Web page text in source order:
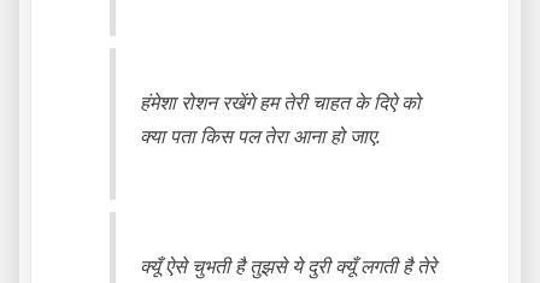
हंमेशा रोशन रखेंगे हम तेरी चाहत के दिऐ को
क्या पता किस पल तेरा आना हो जाए.
क्यूँ ऐसे चुभती है तुझसे ये दुरी क्यूँ लगती है तेरे